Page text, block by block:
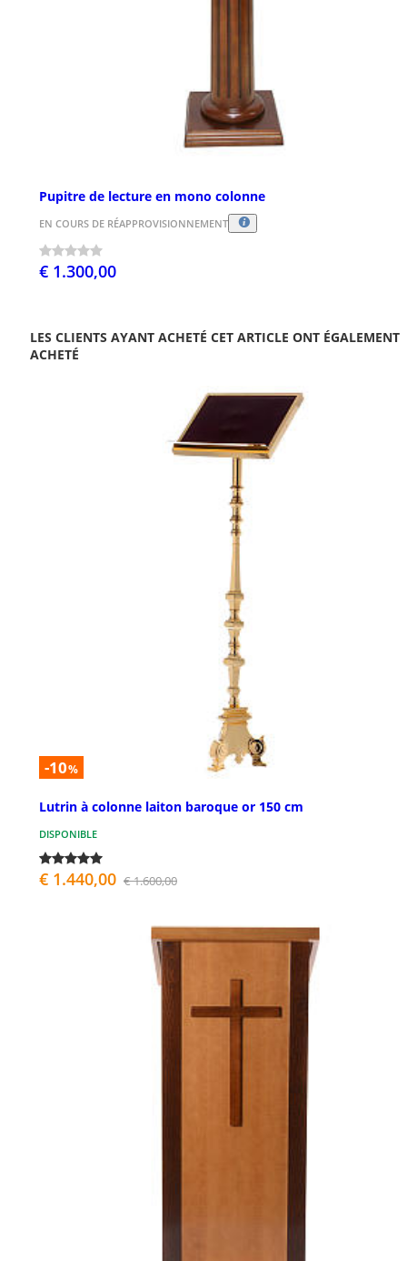
Pupitre de lecture en mono colonne
EN COURS DE RÉAPPROVISIONNEMENT
€ 1.300,00
LES CLIENTS AYANT ACHETÉ CET ARTICLE ONT ÉGALEMENT
ACHETÉ
-10%
Lutrin à colonne laiton baroque or 150 cm
DISPONIBLE
€ 1.440,00 € 1.600,00